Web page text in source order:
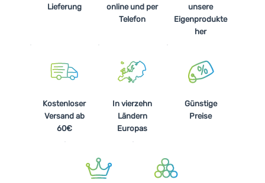
Lieferung
online und per
Telefon
unsere
Eigenprodukte
her
Kostenloser
Versand ab
60€
In vierzehn
Ländern
Europas
Günstige
Preise